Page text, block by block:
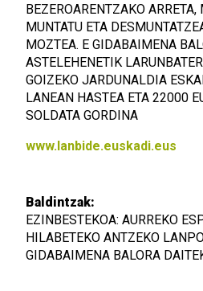
BEZEROARENTZAKO ARRETA,
MUNTATU ETA
MOZTEA. E GIDABAIMENA
ASTELEHENETIK
GOIZEKO JARDUNALDIA
LANEAN HASTEA ETA 22000
SOLDATA GORDINA
www.lanbide.euskadi.eus
Baldintzak:
EZINBESTEKOA: AURREKO
HILABETEKO ANTZEKO
GIDABAIMENA BALORA